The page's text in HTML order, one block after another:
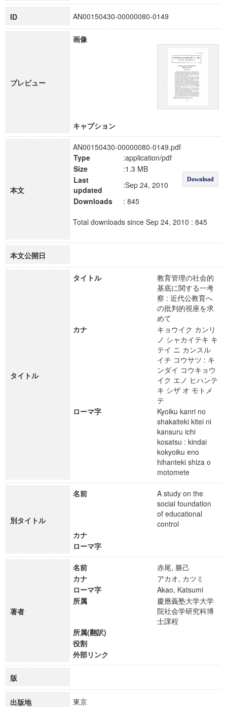
ID AN00150430-00000080-0149
プレビュー
画像
キャプション
本文
AN00150430-00000080-0149.pdf
Type
:application/pdf
Download
Size
:1.3 MB
Last
updated
:Sep 24, 2010
Downloads
: 845
Total downloads since Sep 24, 2010 : 845
本文公開日
タイトル
タイトル
教育管理の社会的
基底に関する一考
察 : 近代公教育へ
の批判的視座を求
めて
カナ
キョウイク カンリ
ノ シャカイテキ キ
テイ ニ カンスル
イチ コウサツ : キ
ンダイ コウキョウ
イク エノ ヒハンテ
キ シザ オ モトメ
テ
ローマ字
Kyoiku kanri no
shakaiteki kitei ni
kansuru ichi
kosatsu : kindai
kokyoiku eno
hihanteki shiza o
motomete
別タイトル
名前
A study on the
social foundation
of educational
control
カナ
ローマ字
著者
名前
赤尾, 勝己
カナ
アカオ, カツミ
ローマ字
Akao, Katsumi
所属
慶應義塾大学大学
院社会学研究科博
士課程
所属(翻訳)
役割
外部リンク
版
出版地 東京